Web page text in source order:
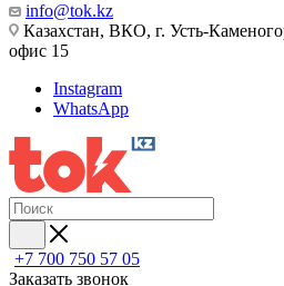
info@tok.kz
Казахстан, ВКО, г. Усть-
офис 15
Instagram
WhatsApp
+7 700 750 57 05
Заказать звонок